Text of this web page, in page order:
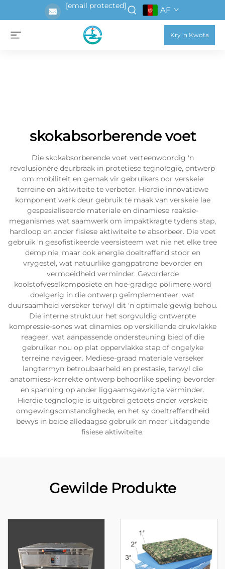
[email protected] AF
Kry 'n Kwota
skokabsorberende voet
Die skokabsorberende voet verteenwoordig 'n
revolusionêre deurbraak in protetiese tegnologie, ontwerp
om mobiliteit en gemak vir gebruikers oor verskeie
terreine en aktiwiteite te verbeter. Hierdie innovatiewe
komponent werk deur gebruik te maak van verskeie lae
gespesialiseerde materiale en dinamiese reaksie-
meganismes wat saamwerk om impaktkragte tydens stap,
hardloop en ander fisiese aktiwiteite te absorbeer. Die voet
gebruik 'n gesofistikeerde veersisteem wat nie net elke tree
demp nie, maar ook energie doeltreffend stoor en
vrygestel, wat natuurlike gangpatrone bevorder en
vermoeidheid verminder. Gevorderde
koolstofveselkomposiete en hoë-gradige polimere word
doelgerig in die ontwerp geïmplementeer, wat
duursaamheid verseker terwyl dit 'n optimale gewig behou.
Die interne struktuur het sorgvuldig ontwerpte
kompressie-sones wat dinamies op verskillende drukvlakke
reageer, wat aanpassende ondersteuning bied of die
gebruiker nou op plat oppervlakke stap of ongelyke
terreine navigeer. Mediese-graad materiale verseker
langtermyn betroubaarheid en prestasie, terwyl die
anatomiess-korrekte ontwerp behoorlike speling bevorder
en spanning op ander liggaamsgewrigte verminder.
Hierdie tegnologie is uitgebrei getoets onder verskeie
omgewingsomstandighede, en het sy doeltreffendheid
bewys in beide alledaagse gebruik en meer uitdagende
fisiese aktiwiteite.
Gewilde Produkte